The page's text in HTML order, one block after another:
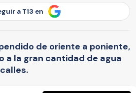
a T13 en
de oriente a poniente,
a la gran cantidad de agua